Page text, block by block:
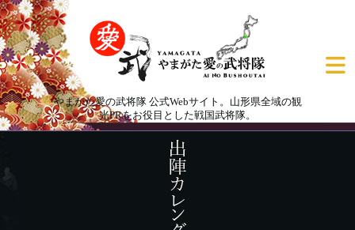
やまがた愛の武将隊 公式Webサイト。山形県全域の観
光PRをお役目とした戦国武将隊。